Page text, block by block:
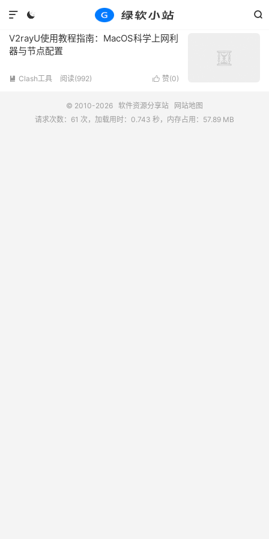


 共 1 篇文章
标签：V2rayU使用教程
V2rayU使用教程指南：MacOS科学上网利
器与节点配置
 赞(0)
 Clash工具 阅读(992)
© 2010-2026 软件资源分享站
网站地图
请求次数：61 次，加载用时：0.743 秒，内存占用：57.89 MB